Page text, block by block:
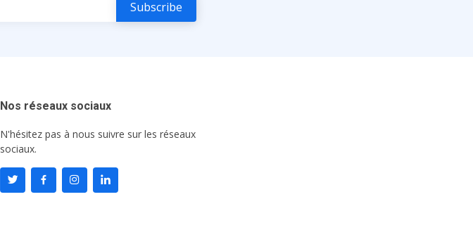
Nos réseaux sociaux
N'hésitez pas à nous suivre sur les réseaux
sociaux.